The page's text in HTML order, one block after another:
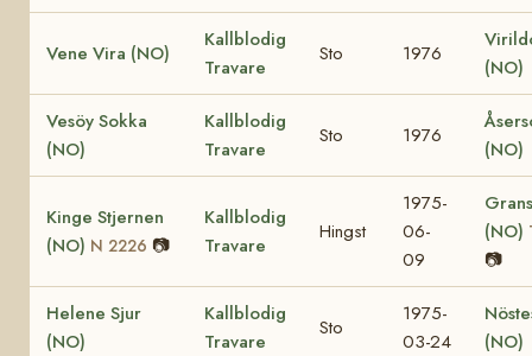
Vene Vira (NO)
Kallblodig
Travare
Sto 1976
(NO)
Vesöy Sokka
(NO)
Kallblodig
Travare
Sto 1976
(NO)
Kinge Stjernen
(NO) N 2226 📷
Kallblodig
Travare
Hingst
1975-
06-
09
(NO)
📷
Helene Sjur
(NO)
Kallblodig
Travare
Sto
1975-
03-24
(NO)